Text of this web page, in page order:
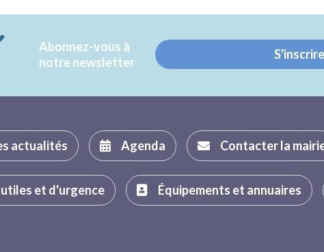
Abonnez-vous à
notre newsletter
S'inscrire
actualités Agenda Contacter la
et d'urgence Équipements et annuaires